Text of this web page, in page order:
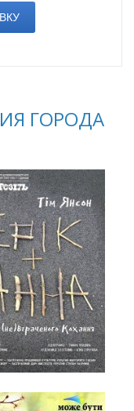
ГОРОДА